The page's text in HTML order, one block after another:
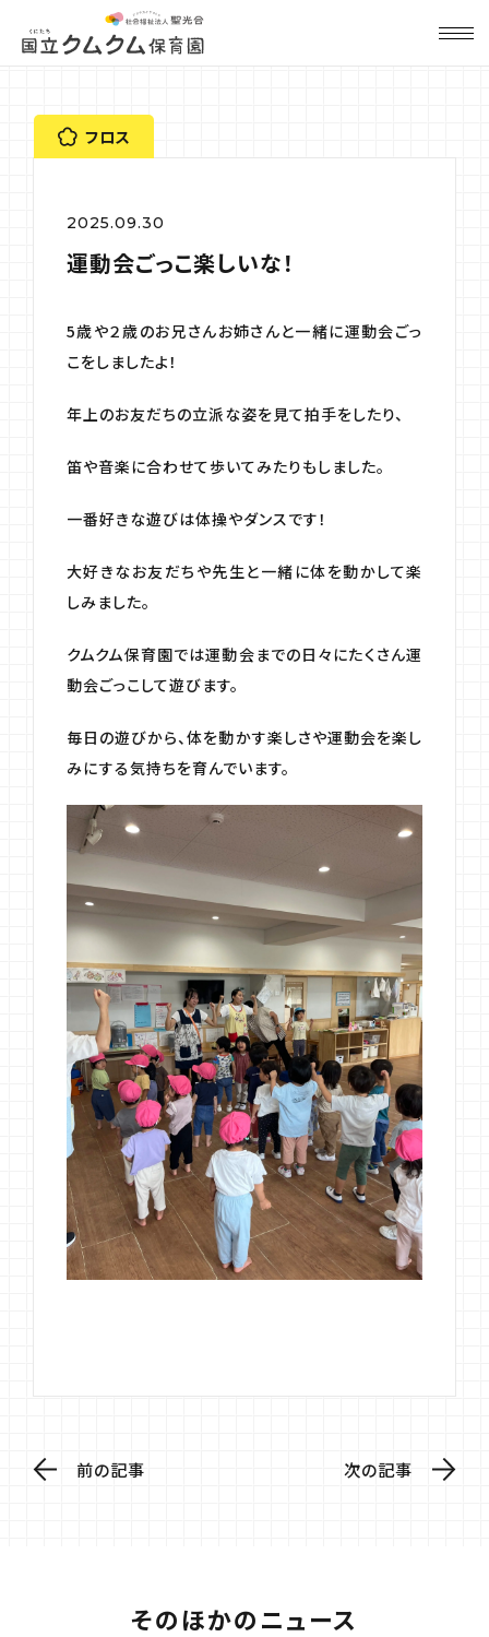
フロス
2025.09.30
運動会ごっこ楽しいな！
5歳や２歳のお兄さんお姉さんと一緒に運動会ごっ
こをしましたよ！
年上のお友だちの立派な姿を見て拍手をしたり、
笛や音楽に合わせて歩いてみたりもしました。
一番好きな遊びは体操やダンスです！
大好きなお友だちや先生と一緒に体を動かして楽
しみました。
クムクム保育園では運動会までの日々にたくさん運
動会ごっこして遊びます。
毎日の遊びから、体を動かす楽しさや運動会を楽し
みにする気持ちを育んでいます。
前の記事 次の記事
そのほかのニュース